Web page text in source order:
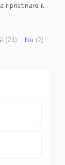
ripristinare il
(21) No (2)